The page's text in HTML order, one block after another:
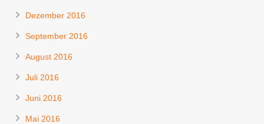
Dezember 2016
September 2016
August 2016
Juli 2016
Juni 2016
Mai 2016